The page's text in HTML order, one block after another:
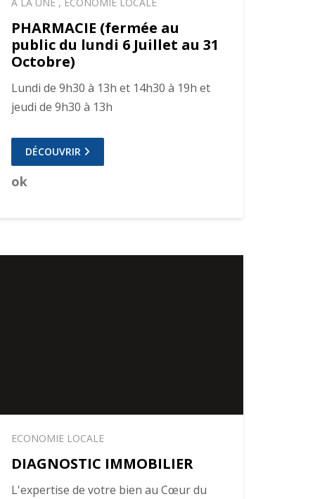
PHARMACIE (fermée au
public du lundi 6 Juillet au 31
Octobre)
Lundi de 9h30 à 13h et 14h30 à 19h et
jeudi de 9h30 à 13h
DÉCOUVRIR
ok
ECONOMIE LOCALE
DIAGNOSTIC IMMOBILIER
L'expertise de votre bien au Cœur du